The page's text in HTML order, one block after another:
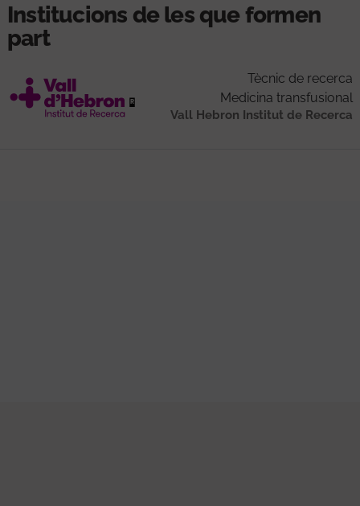
Institucions de les que formen
part
Tècnic de recerca
Medicina transfusional
Vall Hebron Institut de Recerca